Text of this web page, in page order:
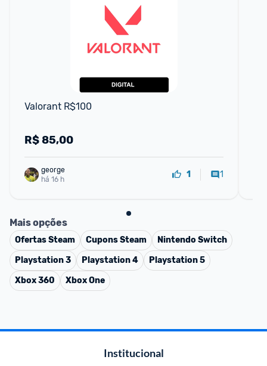
Valorant R$100
R$85,00
george
há 16 h
1 1
Mais opções
OfertasSteam CuponsSteam
Nintendo Switch
Playstation 3
Playstation 4
Playstation 5
Xbox 360
Xbox One
Institucional